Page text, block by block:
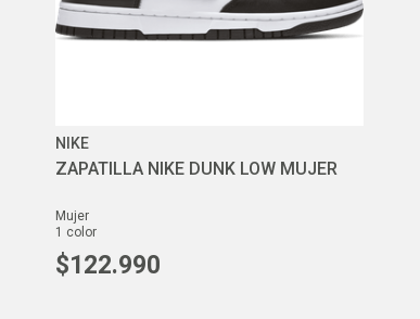
NIKE
ZAPATILLA NIKE DUNK LOW MUJER
mujer
1 color
$122.990